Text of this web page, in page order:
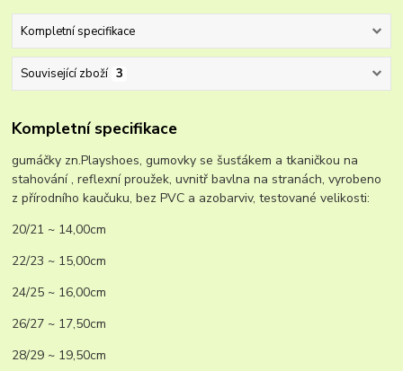
Kompletní specifikace
Související zboží 3
Kompletní specifikace
gumáčky zn.Playshoes, gumovky se šusťákem a tkaničkou na
stahování , reflexní proužek, uvnitř bavlna na stranách, vyrobeno
z přírodního kaučuku, bez PVC a azobarviv, testované velikosti:
20/21 ~ 14,00cm
22/23 ~ 15,00cm
24/25 ~ 16,00cm
26/27 ~ 17,50cm
28/29 ~ 19,50cm